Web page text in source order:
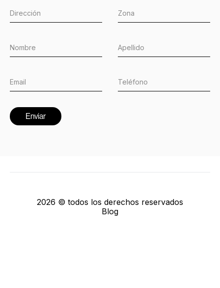
2026 © todos los derechos reservados
Blog